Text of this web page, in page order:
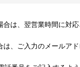
は、翌営業時間に対応
、ご入力のメール